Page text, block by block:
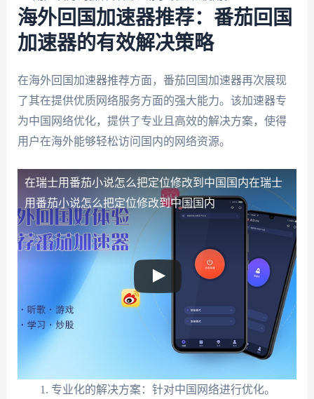
海外回国加速器推荐：番茄回国
加速器的有效解决策略
在海外回国加速器推荐方面，番茄回国加速器再次展现
了其在提供优质网络服务方面的强大能力。该加速器专
为中国网络优化，提供了专业且高效的解决方案，使得
用户在海外能够轻松访问国内的网络资源。
在瑞士用番茄小说怎么把定位修改到中国国内在瑞士
用番茄小说怎么把定位修改到中国国内
专业化的解决方案：针对中国网络进行优化。